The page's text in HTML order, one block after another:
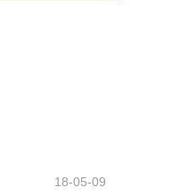
18-05-09